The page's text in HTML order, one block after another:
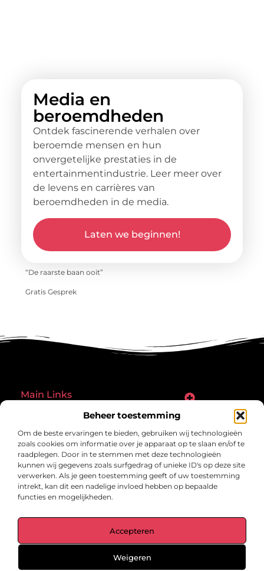
Beheer toestemming
Om de beste ervaringen te bieden, gebruiken wij technologieën
zoals cookies om informatie over je apparaat op te slaan en/of te
raadplegen. Door in te stemmen met deze technologieën
kunnen wij gegevens zoals surfgedrag of unieke ID's op deze site
verwerken. Als je geen toestemming geeft of uw toestemming
intrekt, kan dit een nadelige invloed hebben op bepaalde
functies en mogelijkheden.
Accepteren
Weigeren
Media en
beroemdheden
Ontdek fascinerende verhalen over
beroemde mensen en hun
onvergetelijke prestaties in de
entertainmentindustrie. Leer meer over
de levens en carrières van
beroemdheden in de media.
Laten we beginnen!
“De raarste baan ooit”
Gratis Gesprek
Main Links
inspirerende verhalen.
Ontdek blogs en artikelen over alles wat het dagelijks leven boeiend
maakt.